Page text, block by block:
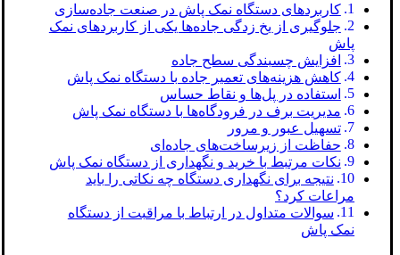
کاربردهای دستگاه نمک پاش در صنعت جاده‌سازی
جلوگیری از یخ‌ زدگی جاده‌ها یکی از کاربردهای نمک
پاش
افزایش چسبندگی سطح جاده
کاهش هزینه‌های تعمیر جاده با دستگاه نمک پاش
استفاده در پل‌ها و نقاط حساس
مدیریت برف در فرودگاه‌ها با دستگاه نمک پاش
تسهیل عبور و مرور
حفاظت از زیرساخت‌های جاده‌ای
نکات مرتبط با خرید و نگهداری از دستگاه نمک پاش
نتیجه برای نگهداری دستگاه چه نکاتی را باید
مراعات کرد؟
سوالات متداول در ارتباط با مراقبت از دستگاه
نمک پاش